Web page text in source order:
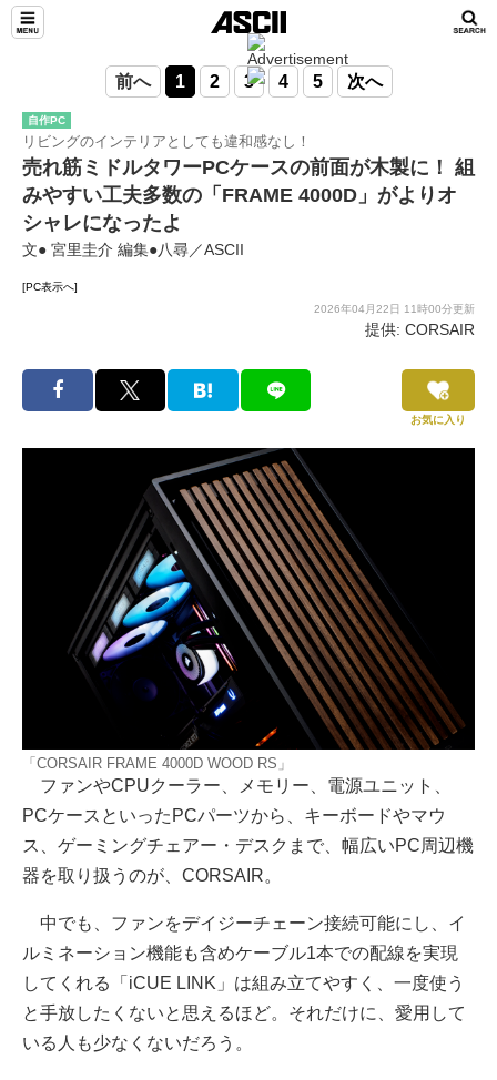
前へ 1 2 3 4 5 次へ
自作PC
リビングのインテリアとしても違和感なし！
売れ筋ミドルタワーPCケースの前面が木製に！ 組
みやすい工夫多数の「FRAME 4000D」がよりオ
シャレになったよ
文● 宮里圭介 編集●八尋／ASCII
[PC表示へ]
2026年04月22日 11時00分更新
提供: CORSAIR
お気に入り
「CORSAIR FRAME 4000D WOOD RS」
ファンやCPUクーラー、メモリー、電源ユニット、
PCケースといったPCパーツから、キーボードやマウ
ス、ゲーミングチェアー・デスクまで、幅広いPC周辺機
器を取り扱うのが、CORSAIR。
中でも、ファンをデイジーチェーン接続可能にし、イ
ルミネーション機能も含めケーブル1本での配線を実現
してくれる「iCUE LINK」は組み立てやすく、一度使う
と手放したくないと思えるほど。それだけに、愛用して
いる人も少なくないだろう。